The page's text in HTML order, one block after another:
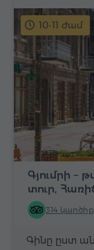
10-11 ժամ
Գյումրի –
տուր,
314 կարծիք
Գինը ըստ